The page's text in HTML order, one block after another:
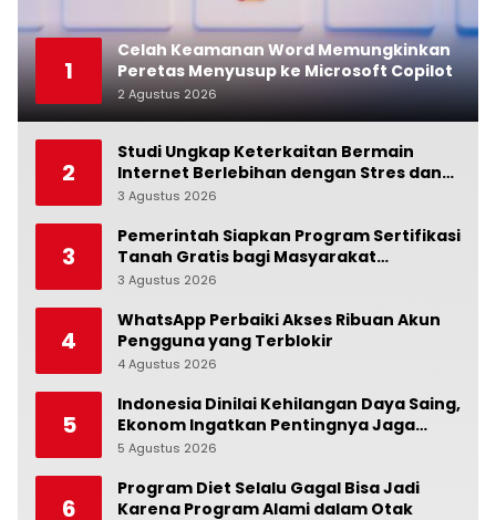
1
Celah Keamanan Word Memungkinkan
Peretas Menyusup ke Microsoft Copilot
2 Agustus 2026
2
Studi Ungkap Keterkaitan Bermain
Internet Berlebihan dengan Stres dan
Suasana Hati
3 Agustus 2026
3
Pemerintah Siapkan Program Sertifikasi
Tanah Gratis bagi Masyarakat
Berpenghasilan Rendah
3 Agustus 2026
4
WhatsApp Perbaiki Akses Ribuan Akun
Pengguna yang Terblokir
4 Agustus 2026
5
Indonesia Dinilai Kehilangan Daya Saing,
Ekonom Ingatkan Pentingnya Jaga
Independensi Bank Indonesia
5 Agustus 2026
6
Program Diet Selalu Gagal Bisa Jadi
Karena Program Alami dalam Otak